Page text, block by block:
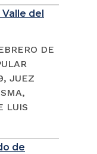
del
DE
JUEZ
LUIS
de